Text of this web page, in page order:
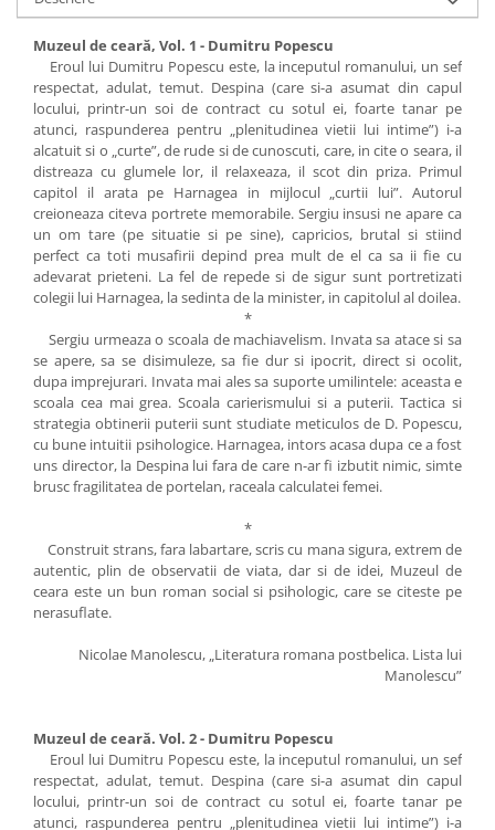
Muzeul de ceară, Vol. 1 - Dumitru Popescu
Eroul lui Dumitru Popescu este, la inceputul romanului, un sef
respectat, adulat, temut. Despina (care si-a asumat din capul
locului, printr-un soi de contract cu sotul ei, foarte tanar pe
atunci, raspunderea pentru „plenitudinea vietii lui intime”) i-a
alcatuit si o „curte”, de rude si de cunoscuti, care, in cite o seara, il
distreaza cu glumele lor, il relaxeaza, il scot din priza. Primul
capitol il arata pe Harnagea in mijlocul „curtii lui”. Autorul
creioneaza citeva portrete memorabile. Sergiu insusi ne apare ca
un om tare (pe situatie si pe sine), capricios, brutal si stiind
perfect ca toti musafirii depind prea mult de el ca sa ii fie cu
adevarat prieteni. La fel de repede si de sigur sunt portretizati
colegii lui Harnagea, la sedinta de la minister, in capitolul al doilea.
*
Sergiu urmeaza o scoala de machiavelism. Invata sa atace si sa
se apere, sa se disimuleze, sa fie dur si ipocrit, direct si ocolit,
dupa imprejurari. Invata mai ales sa suporte umilintele: aceasta e
scoala cea mai grea. Scoala carierismului si a puterii. Tactica si
strategia obtinerii puterii sunt studiate meticulos de D. Popescu,
cu bune intuitii psihologice. Harnagea, intors acasa dupa ce a fost
uns director, la Despina lui fara de care n-ar fi izbutit nimic, simte
brusc fragilitatea de portelan, raceala calculatei femei.
*
Construit strans, fara labartare, scris cu mana sigura, extrem de
autentic, plin de observatii de viata, dar si de idei, Muzeul de
ceara este un bun roman social si psihologic, care se citeste pe
nerasuflate.
Nicolae Manolescu, „Literatura romana postbelica. Lista lui
Manolescu”
Muzeul de ceară. Vol. 2 - Dumitru Popescu
Eroul lui Dumitru Popescu este, la inceputul romanului, un sef
respectat, adulat, temut. Despina (care si-a asumat din capul
locului, printr-un soi de contract cu sotul ei, foarte tanar pe
atunci, raspunderea pentru „plenitudinea vietii lui intime”) i-a